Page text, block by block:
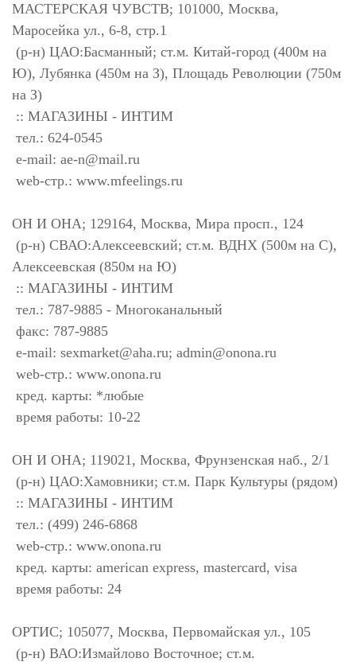
МАСТЕРСКАЯ ЧУВСТВ; 101000, Москва,
Маросейка ул., 6-8, стр.1
(р-н) ЦАО:Басманный; ст.м. Китай-город (400м на
Ю), Лубянка (450м на З), Площадь Революции (750м
на З)
:: МАГАЗИНЫ - ИНТИМ
тел.: 624-0545
e-mail: ae-n@mail.ru
web-стр.: www.mfeelings.ru
ОН И ОНА; 129164, Москва, Мира просп., 124
(р-н) СВАО:Алексеевский; ст.м. ВДНХ (500м на С),
Алексеевская (850м на Ю)
:: МАГАЗИНЫ - ИНТИМ
тел.: 787-9885 - Многоканальный
факс: 787-9885
e-mail: sexmarket@aha.ru; admin@onona.ru
web-стр.: www.onona.ru
кред. карты: *любые
время работы: 10-22
ОН И ОНА; 119021, Москва, Фрунзенская наб., 2/1
(р-н) ЦАО:Хамовники; ст.м. Парк Культуры (рядом)
:: МАГАЗИНЫ - ИНТИМ
тел.: (499) 246-6868
web-стр.: www.onona.ru
кред. карты: american express, mastercard, visa
время работы: 24
ОРТИС; 105077, Москва, Первомайская ул., 105
(р-н) ВАО:Измайлово Восточное; ст.м.